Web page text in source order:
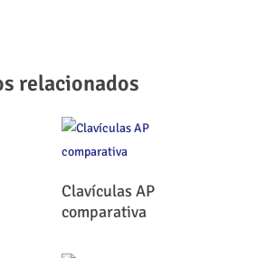
relacionados
Leer Más
Clavículas AP
comparativa